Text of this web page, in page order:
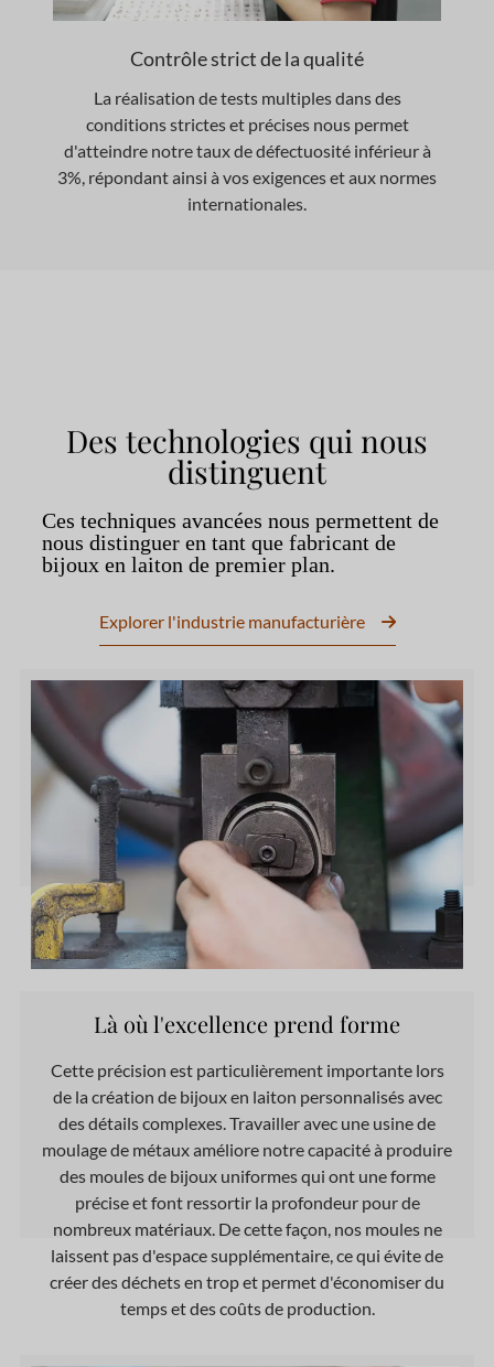
Contrôle strict de la qualité
La réalisation de tests multiples dans des
conditions strictes et précises nous permet
d'atteindre notre taux de défectuosité inférieur à
3%, répondant ainsi à vos exigences et aux normes
internationales.
Des technologies qui nous
distinguent
Ces techniques avancées nous permettent de
nous distinguer en tant que fabricant de
bijoux en laiton de premier plan.
Explorer l'industrie manufacturière
Là où l'excellence prend forme
Cette précision est particulièrement importante lors
de la création de bijoux en laiton personnalisés avec
des détails complexes. Travailler avec une usine de
moulage de métaux améliore notre capacité à produire
des moules de bijoux uniformes qui ont une forme
précise et font ressortir la profondeur pour de
nombreux matériaux. De cette façon, nos moules ne
laissent pas d'espace supplémentaire, ce qui évite de
créer des déchets en trop et permet d'économiser du
temps et des coûts de production.